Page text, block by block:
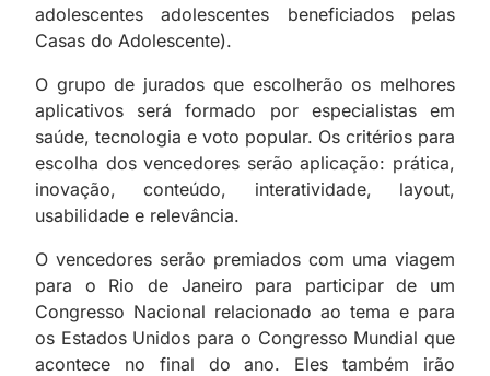
adolescentes adolescentes beneficiados pelas
Casas do Adolescente).
O grupo de jurados que escolherão os melhores
aplicativos será formado por especialistas em
saúde, tecnologia e voto popular. Os critérios para
escolha dos vencedores serão aplicação: prática,
inovação, conteúdo, interatividade, layout,
usabilidade e relevância.
O vencedores serão premiados com uma viagem
para o Rio de Janeiro para participar de um
Congresso Nacional relacionado ao tema e para
os Estados Unidos para o Congresso Mundial que
acontece no final do ano. Eles também irão